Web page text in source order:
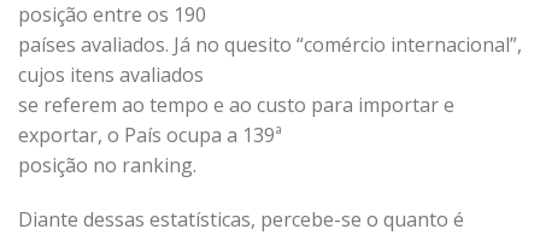
posição entre os 190
países avaliados. Já no quesito “comércio internacional”,
cujos itens avaliados
se referem ao tempo e ao custo para importar e
exportar, o País ocupa a 139ª
posição no ranking.
Diante dessas estatísticas, percebe-se o quanto é